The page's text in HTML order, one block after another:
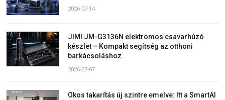
2026-07-14
JIMI JM-G3136N elektromos csavarhúzó
készlet – Kompakt segítség az otthoni
barkácsoláshoz
2026-07-07
Okos takarítás új szintre emelve: Itt a SmartAI